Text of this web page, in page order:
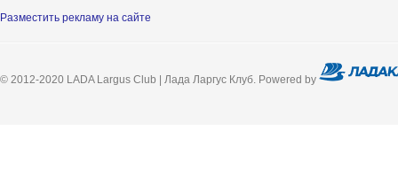
Разместить рекламу на сайте
© 2012-2020 LADA Largus Club | Лада Ларгус Клуб. Powered by